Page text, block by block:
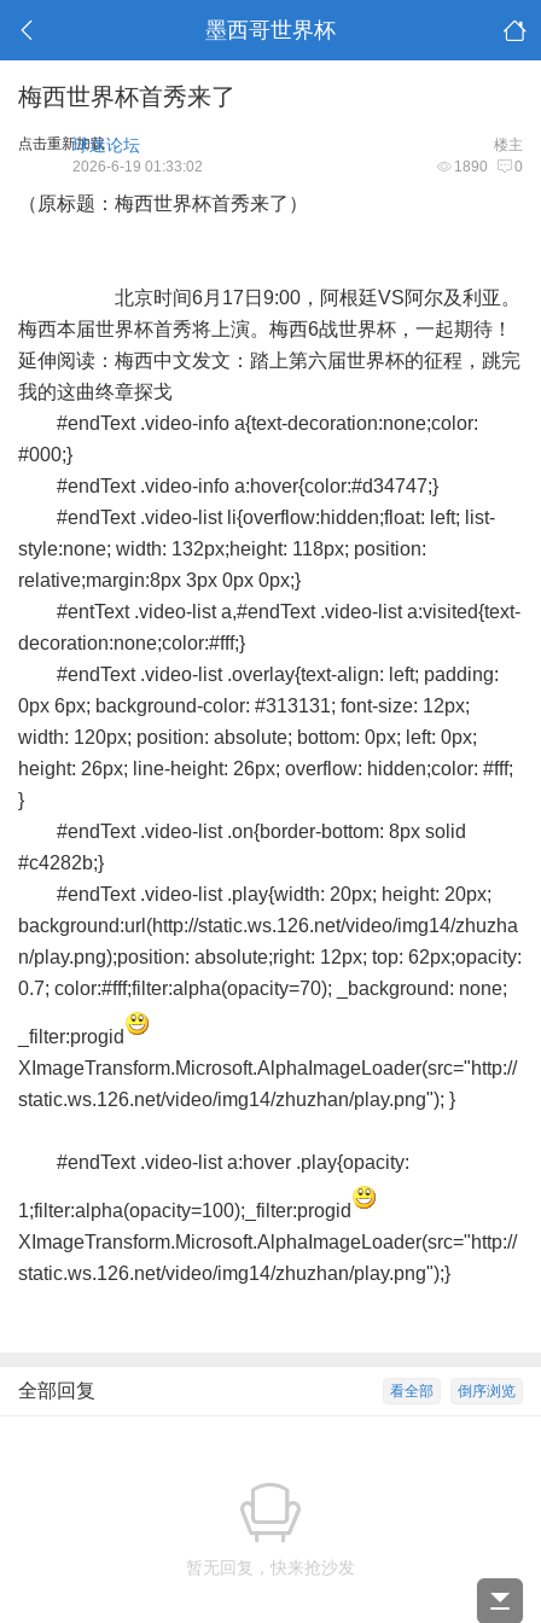
墨西哥世界杯
梅西世界杯首秀来了
点击重新加载 楼主
球迷论坛
1890 0
2026-6-19 01:33:02
（原标题：梅西世界杯首秀来了）
北京时间6月17日9:00，阿根廷VS阿尔及利亚。
梅西本届世界杯首秀将上演。梅西6战世界杯，一起期待！
延伸阅读：梅西中文发文：踏上第六届世界杯的征程，跳完
我的这曲终章探戈
#endText .video-info a{text-decoration:none;color:
#000;}
#endText .video-info a:hover{color:#d34747;}
#endText .video-list li{overflow:hidden;float: left; list-
style:none; width: 132px;height: 118px; position:
relative;margin:8px 3px 0px 0px;}
#entText .video-list a,#endText .video-list a:visited{text-
decoration:none;color:#fff;}
#endText .video-list .overlay{text-align: left; padding:
0px 6px; background-color: #313131; font-size: 12px;
width: 120px; position: absolute; bottom: 0px; left: 0px;
height: 26px; line-height: 26px; overflow: hidden;color: #fff;
}
#endText .video-list .on{border-bottom: 8px solid
#c4282b;}
#endText .video-list .play{width: 20px; height: 20px;
background:url(http://static.ws.126.net/video/img14/zhuzha
n/play.png);position: absolute;right: 12px; top: 62px;opacity:
0.7; color:#fff;filter:alpha(opacity=70); _background: none;
_filter:progid
XImageTransform.Microsoft.AlphaImageLoader(src="http://
static.ws.126.net/video/img14/zhuzhan/play.png"); }
#endText .video-list a:hover .play{opacity:
1;filter:alpha(opacity=100);_filter:progid
XImageTransform.Microsoft.AlphaImageLoader(src="http://
static.ws.126.net/video/img14/zhuzhan/play.png");}
倒序浏览
看全部
全部回复
暂无回复，快来抢沙发